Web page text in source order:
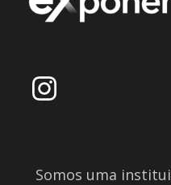
Somos uma